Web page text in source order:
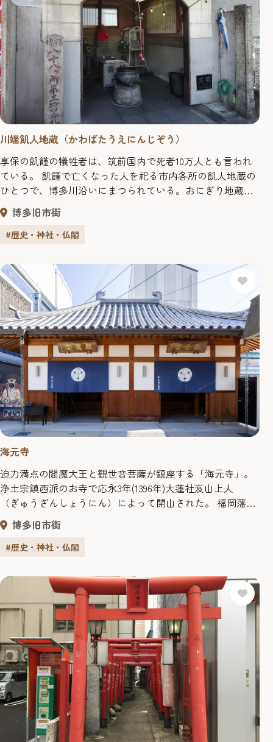
川端飢人地蔵（かわばたうえにんじぞう）
享保の飢饉の犠牲者は、筑前国内で死者10万人とも言われ
ている。 飢饉で亡くなった人を祀る市内各所の飢人地蔵の
ひとつで、博多川沿いにまつられている。おにぎり地蔵や
味噌食い地蔵など、各地域の人が今も祭礼を受け持つ。 毎
年、８月23日、24日には供養祭が行われている。
博多旧市街
#歴史・神社・仏閣
海元寺
迫力満点の閻魔大王と観世音菩薩が鎮座する「海元寺」。
浄土宗鎮西派のお寺で応永3年(1396年)大蓮社岌山上人
（ぎゅうざんしょうにん）によって開山された。 福岡藩初
代藩主・黒田長政の入国のころ，防御を固めるために博多
区千代町付近から，現在の地に移されたといわれる。 境内
には平成28年6月に建て替えられた「閻魔堂」と「観音堂」
博多旧市街
#歴史・神社・仏閣